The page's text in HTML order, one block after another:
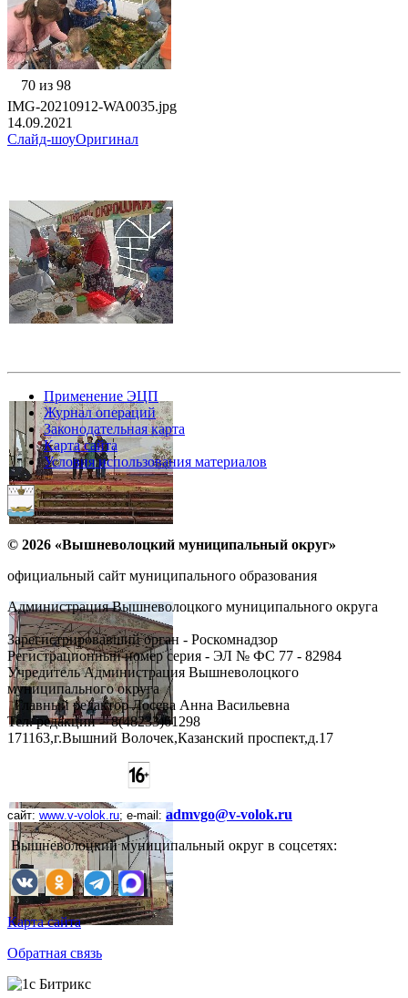
70 из 98
IMG-20210912-WA0035.jpg
14.09.2021
Слайд-шоуОригинал
Применение ЭЦП
Журнал операций
Законодательная карта
Карта сайта
Условия использования материалов
© 2026 «Вышневолоцкий муниципальный округ»
официальный сайт муниципального образования
Администрация Вышневолоцкого муниципального округа
Зарегистрировавший орган - Роскомнадзор
Регистрационный номер серия - ЭЛ № ФС 77 - 82984
Учредитель Администрация Вышневолоцкого
муниципального округа
Главный редактор Лосева Анна Васильевна
Тел. редакции - ‎8(48233)61298
171163,г.Вышний Волочек,Казанский проспект,д.17
сайт: www.v-volok.ru; e-mail : admvgo@v-volok.ru
Вышневолоцкий муниципальный округ в соцсетях:
Карта сайта
Обратная связь